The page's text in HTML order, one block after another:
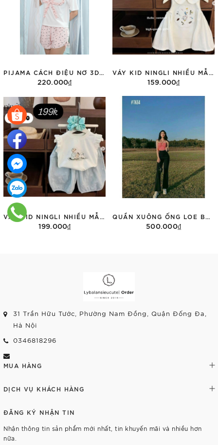
220.000₫
Tùy chọn
159.000₫
Tùy chọn
199.000₫ 500.000₫
31 Trần Hữu Tước, Phường Nam Đồng, Quận Đống Đa,
Hà Nội
0346818296
MUA HÀNG
DỊCH VỤ KHÁCH HÀNG
ĐĂNG KÝ NHẬN TIN
Nhận thông tin sản phẩm mới nhất, tin khuyến mãi và nhiều hơn
nữa.